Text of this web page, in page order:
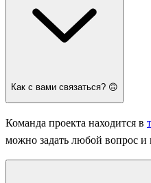
Как с вами связаться? 🙃
Команда проекта находится в
можно задать любой вопрос и